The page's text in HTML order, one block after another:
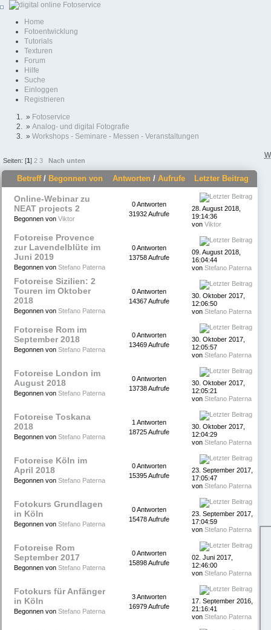
Home
Fotoentwicklung
Tutorials
Texturen
Forum
Hilfe
Suche
Einloggen
Registrieren
» Fotoservice
» Analog- und digital Fotografie
» Workshops - Seminare - Messen - Veranstaltungen
Seiten: [1] 2 3 Nach unten
Betreff/ Begonnen von Antworten / Aufrufe Letzter Beitrag
Online-Webinar zu
NEAT projects 2
Begonnen von Viktor
0 Antworten
31932 Aufrufe
28. August 2018,
19:14:36
von Viktor
Fotoreise Provence
zur Lavendelblüte im
Juni 2019
Begonnen von Stefano Paterna
0 Antworten
13758 Aufrufe
09. August 2018,
16:04:44
von Stefano Paterna
Fotoreise Sizilien: 2
Touren im Oktober
2018
Begonnen von Stefano Paterna
0 Antworten
14367 Aufrufe
30. Oktober 2017,
12:06:50
von Stefano Paterna
Fotoreise Rom im
September 2018
Begonnen von Stefano Paterna
0 Antworten
13469 Aufrufe
30. Oktober 2017,
12:05:57
von Stefano Paterna
Fotoreise London im
August 2018
Begonnen von Stefano Paterna
0 Antworten
13738 Aufrufe
30. Oktober 2017,
12:05:21
von Stefano Paterna
Fotoreise Toskana
2018
Begonnen von Stefano Paterna
1 Antworten
18725 Aufrufe
30. Oktober 2017,
12:04:29
von Stefano Paterna
Fotoreise Köln im
April 2018
Begonnen von Stefano Paterna
0 Antworten
15395 Aufrufe
23. September 2017,
17:05:47
von Stefano Paterna
Fotokurs Grundlagen
in Köln
Begonnen von Stefano Paterna
0 Antworten
15478 Aufrufe
23. September 2017,
17:04:59
von Stefano Paterna
Fotoreise Rom
September 2017
Begonnen von Stefano Paterna
0 Antworten
15898 Aufrufe
02. Juni 2017,
12:46:00
von Stefano Paterna
Fotokurs für Anfänger
in Köln
Begonnen von Stefano Paterna
3 Antworten
16979 Aufrufe
17. September 2016,
21:16:41
von Stefano Paterna